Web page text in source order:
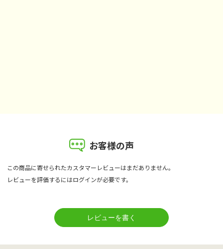
お客様の声
この商品に寄せられたカスタマーレビューはまだありません。
レビューを評価するにはログインが必要です。